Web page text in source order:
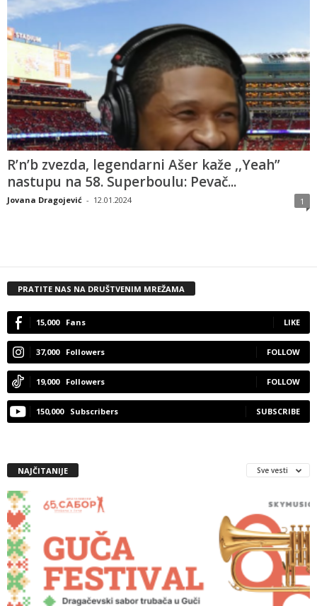
R’n’b zvezda, legendarni Ašer kaže ,,Yeah”
nastupu na 58. Superboulu: Pevač...
Jovana Dragojević - 12.01.2024 1
PRATITE NAS NA DRUŠTVENIM MREŽAMA
15,000 Fans LIKE
37,000 Followers FOLLOW
19,000 Followers FOLLOW
150,000 Subscribers SUBSCRIBE
NAJČITANIJE Sve vesti